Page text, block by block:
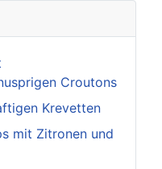
Croutons
Krevetten
mit Zitronen und